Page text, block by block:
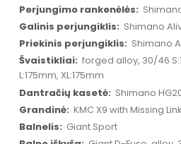
Shimano
Shimano
forged alloy, 30/46
L:175mm, XL:175mm
Shimano
KMC X9 with Missing Link
Giant Sport